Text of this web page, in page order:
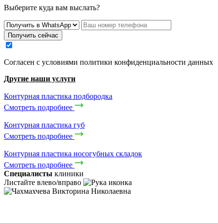
Выберите куда вам выслать?
Получить сейчас
Cогласен с условиями политики конфиденциальности данных
Другие наши услуги
Контурная пластика подбородка
Смотреть подробнее
Контурная пластика губ
Смотреть подробнее
Контурная пластика носогубных складок
Смотреть подробнее
Специалисты клиники
Листайте влево/вправо